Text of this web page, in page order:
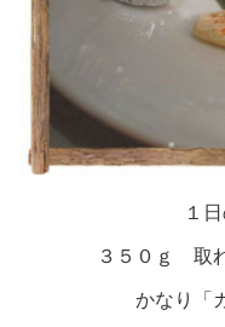
１
３５０ｇ 取
かなり「